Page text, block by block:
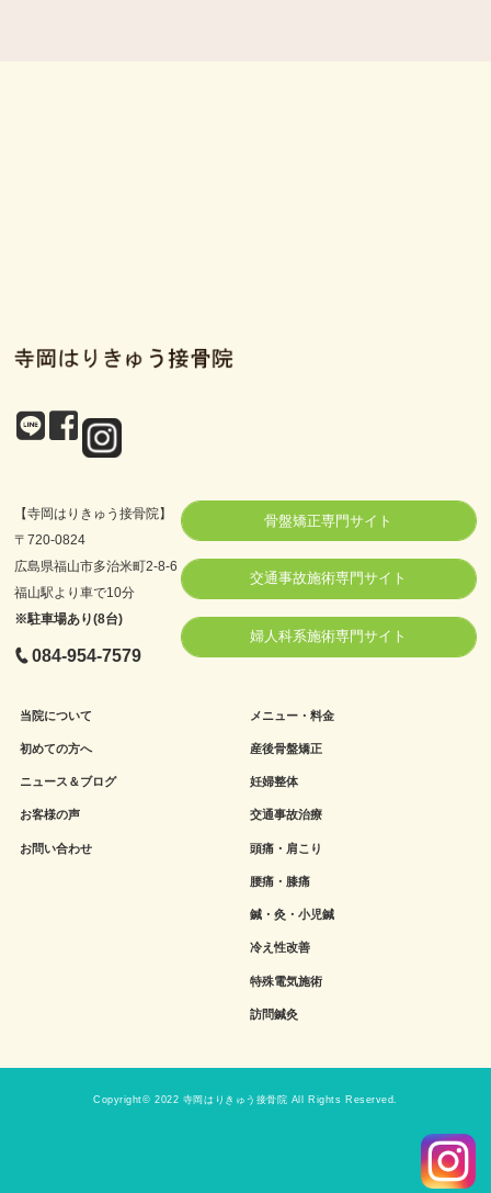
【寺岡はりきゅう接骨院】
〒720-0824
広島県福山市多治米町2-8-6
福山駅より車で10分
※駐車場あり(8台)
084-954-7579
骨盤矯正専門サイト
交通事故施術専門サイト
婦人科系施術専門サイト
当院について
初めての方へ
ニュース＆ブログ
お客様の声
お問い合わせ
メニュー・料金
産後骨盤矯正
妊婦整体
交通事故治療
頭痛・肩こり
腰痛・膝痛
鍼・灸・小児鍼
冷え性改善
特殊電気施術
訪問鍼灸
Copyright© 2022 寺岡はりきゅう接骨院 All Rights Reserved.